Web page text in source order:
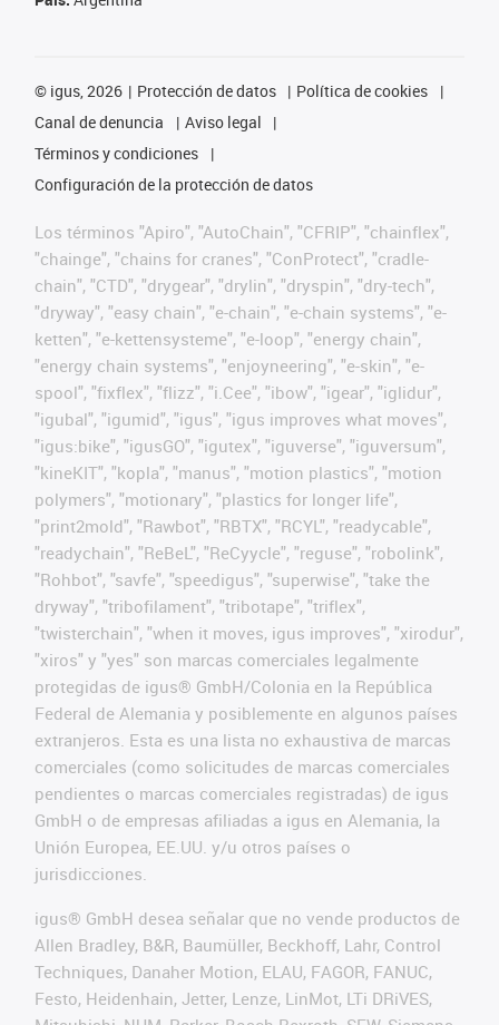
© igus, 2026 Protección de datos
Política de cookies
Canal de denuncia
Aviso legal
Términos y condiciones
Configuración de la protección de datos
Los términos "Apiro", "AutoChain", "CFRIP", "chainflex",
"chainge", "chains for cranes", "ConProtect", "cradle-
chain", "CTD", "drygear", "drylin", "dryspin", "dry-tech",
"dryway", "easy chain", "e-chain", "e-chain systems", "e-
ketten", "e-kettensysteme", "e-loop", "energy chain",
"energy chain systems", "enjoyneering", "e-skin", "e-
spool", "fixflex", "flizz", "i.Cee", "ibow", "igear", "iglidur",
"igubal", "igumid", "igus", "igus improves what moves",
"igus:bike", "igusGO", "igutex", "iguverse", "iguversum",
"kineKIT", "kopla", "manus", "motion plastics", "motion
polymers", "motionary", "plastics for longer life",
"print2mold", "Rawbot", "RBTX", "RCYL", "readycable",
"readychain", "ReBeL", "ReCyycle", "reguse", "robolink",
"Rohbot", "savfe", "speedigus", "superwise", "take the
dryway", "tribofilament", "tribotape", "triflex",
"twisterchain", "when it moves, igus improves", "xirodur",
"xiros" y "yes" son marcas comerciales legalmente
protegidas de igus® GmbH/Colonia en la República
Federal de Alemania y posiblemente en algunos países
extranjeros. Esta es una lista no exhaustiva de marcas
comerciales (como solicitudes de marcas comerciales
pendientes o marcas comerciales registradas) de igus
GmbH o de empresas afiliadas a igus en Alemania, la
Unión Europea, EE.UU. y/u otros países o
jurisdicciones.
igus® GmbH desea señalar que no vende productos de
Allen Bradley, B&R, Baumüller, Beckhoff, Lahr, Control
Techniques, Danaher Motion, ELAU, FAGOR, FANUC,
Festo, Heidenhain, Jetter, Lenze, LinMot, LTi DRiVES,